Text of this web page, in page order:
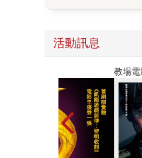
劇場的演繹。也因
是會讓人忍不住翻
合作方針，他們費
絲剝繭、檢索細節
己走在正軌，可是
覺、眼見幻象？或
著「畫」的多重解
末。 如此一個多重
化型用力推進一大
活動訊息